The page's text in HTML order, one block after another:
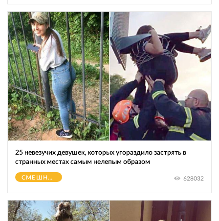
25 невезучих девушек, которых угораздило застрять в
странных местах самым нелепым образом
СМЕШНОЕ 628032